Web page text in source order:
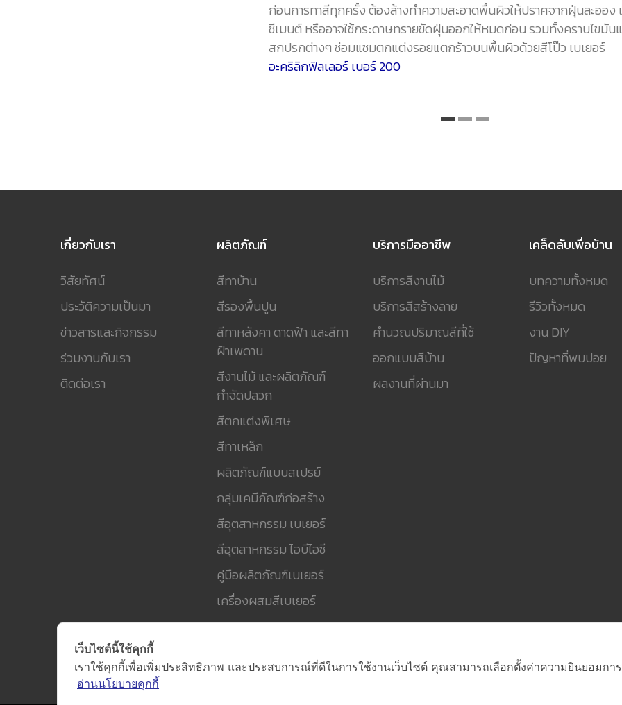
ก่อนการทาสีทุกครั้ง ต้องล้างทำความสะอาดพื้นผิวให้ปราศจากฝุ่นละออง
ซีเมนต์ หรืออาจใช้กระดาษทรายขัดฝุ่นออกให้หมดก่อน รวมทั้งคราบไขมัน
สกปรกต่างๆ ซ่อมแซมตกแต่งรอยแตกร้าวบนพื้นผิวด้วยสีโป๊ว เบเยอร์
อะคริลิกฟิลเลอร์ เบอร์ 200
เกี่ยวกับเรา
วิสัยทัศน์
ประวัติความเป็นมา
ข่าวสารและกิจกรรม
ร่วมงานกับเรา
ติดต่อเรา
ผลิตภัณฑ์
สีทาบ้าน
สีรองพื้นปูน
สีทาหลังคา ดาดฟ้า และสีทา
ฝ้าเพดาน
สีงานไม้ และผลิตภัณฑ์
กำจัดปลวก
สีตกแต่งพิเศษ
สีทาเหล็ก
ผลิตภัณฑ์แบบสเปรย์
กลุ่มเคมีภัณฑ์ก่อสร้าง
สีอุตสาหกรรม เบเยอร์
สีอุตสาหกรรม ไอบีไอซี
คู่มือผลิตภัณฑ์เบเยอร์
เครื่องผสมสีเบเยอร์
บริการมืออาชีพ
บริการสีงานไม้
บริการสีสร้างลาย
คำนวณปริมาณสีที่ใช้
ออกแบบสีบ้าน
ผลงานที่ผ่านมา
เคล็ดลับเพื่อบ้าน
บทความทั้งหมด
รีวิวทั้งหมด
งาน DIY
ปัญหาที่พบบ่อย
เว็บไซต์นี้ใช้คุกกี้
เราใช้คุกกี้เพื่อเพิ่มประสิทธิภาพ และประสบการณ์ที่ดีในการใช้งานเว็บไซต์ คุณสามารถเลือกตั้งค่าความยินยอมก
อ่านนโยบายคุกกี้